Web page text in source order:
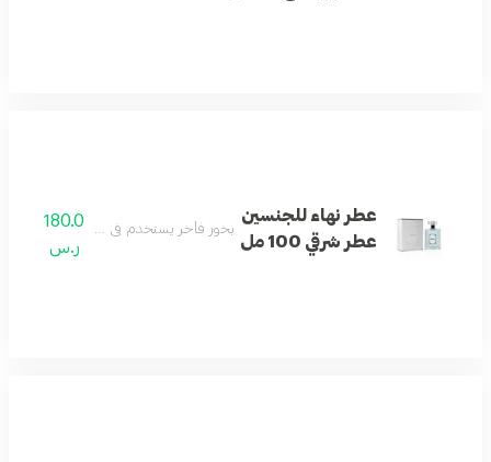
عطر نهاء للجنسين
عطر شرقي 100 مل
بخور فاخر يستخدم في المنازل والمناسبات
180.0
ر.س